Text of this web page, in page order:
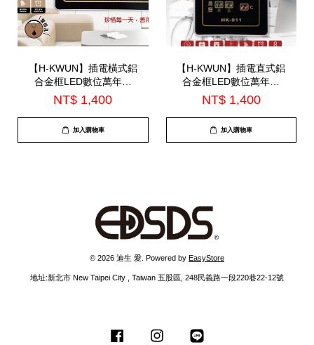
【H-KWUN】插電橫式鋁
合金框LED數位萬年曆
(HK-010)
NT$ 1,400
加入購物車
【H-KWUN】插電直式鋁
合金框LED數位萬年曆
(HK-011)
NT$ 1,400
加入購物車
© 2026 迪生 愛. Powered by EasyStore
地址:新北市 New Taipei City , Taiwan 五股區, 248民義路一段220巷22-12號
Facebook Instagram